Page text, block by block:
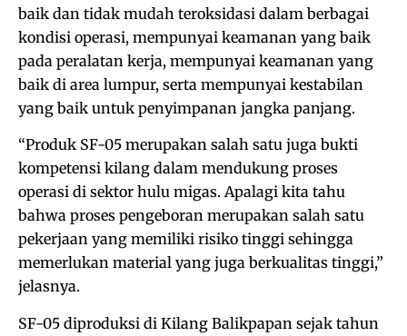
baik dan tidak mudah teroksidasi dalam berbagai
kondisi operasi, mempunyai keamanan yang baik
pada peralatan kerja, mempunyai keamanan yang
baik di area lumpur, serta mempunyai kestabilan
yang baik untuk penyimpanan jangka panjang.
“Produk SF-05 merupakan salah satu juga bukti
kompetensi kilang dalam mendukung proses
operasi di sektor hulu migas. Apalagi kita tahu
bahwa proses pengeboran merupakan salah satu
pekerjaan yang memiliki risiko tinggi sehingga
memerlukan material yang juga berkualitas tinggi,”
jelasnya.
SF-05 diproduksi di Kilang Balikpapan sejak tahun